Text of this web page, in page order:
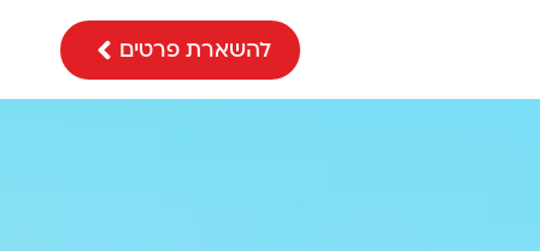
להשארת פרטים